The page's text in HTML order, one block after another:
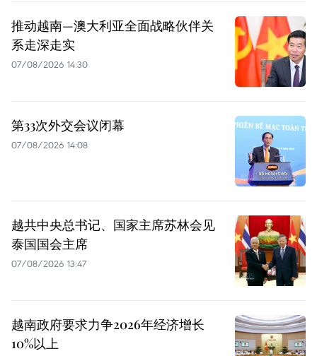
推动越南—澳大利亚全面战略伙伴关
系走深走实
07/08/2026 14:30
第33次外交会议闭幕
07/08/2026 14:08
越共中央总书记、国家主席苏林会见
泰国国会主席
07/08/2026 13:47
越南政府要求力争2026年经济增长
10%以上